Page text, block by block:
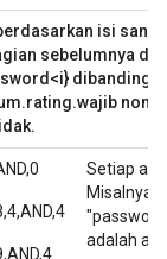
isi
sebelumnya
Setiap
Misalnya,
adalah